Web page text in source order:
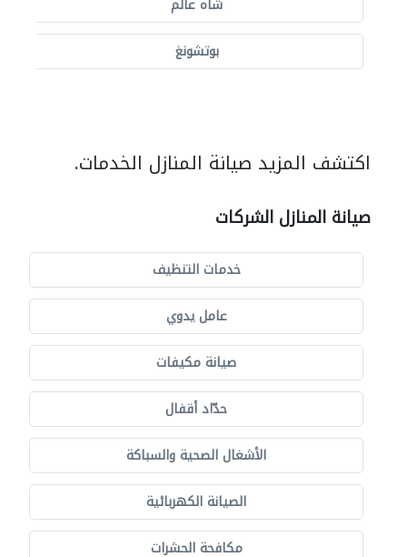
شاه عالم
بوتشونغ
اكتشف المزيد صيانة المنازل الخدمات.
صيانة المنازل الشركات
خدمات التنظيف
عامل يدوي
صيانة مكيفات
حدّاد أقفال
الأشغال الصحية والسباكة
الصيانة الكهربائية
مكافحة الحشرات